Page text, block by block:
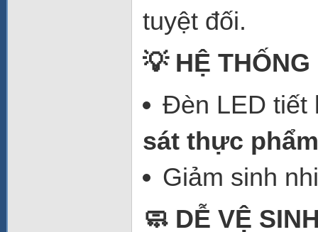
tuyệt đối.
💡 HỆ
Đèn LED tiết
sát thực
Giảm sinh
🧼 DỄ VỆ